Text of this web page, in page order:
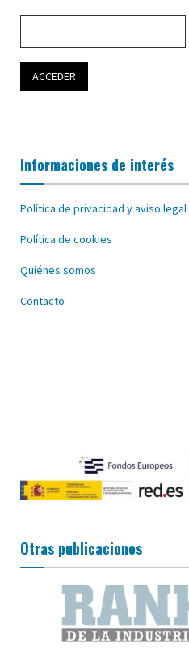
Informaciones de interés
Política de privacidad y aviso legal
Política de cookies
Quiénes somos
Contacto
Otras publicaciones